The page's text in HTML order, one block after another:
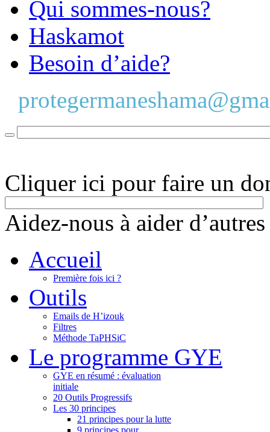
Qui sommes-nous?
Haskamot
Besoin d’aide?
Cliquer ici pour faire un
Aidez-nous à aider d’autres
Accueil
Première fois ici ?
Outils
Emails de H’izouk
Filtres
Méthode TaPHSiC
Le programme GYE
GYE en résumé : évaluation
initiale
20 Outils Progressifs
Les 30 principes
21 principes pour la lutte
9 principes pour